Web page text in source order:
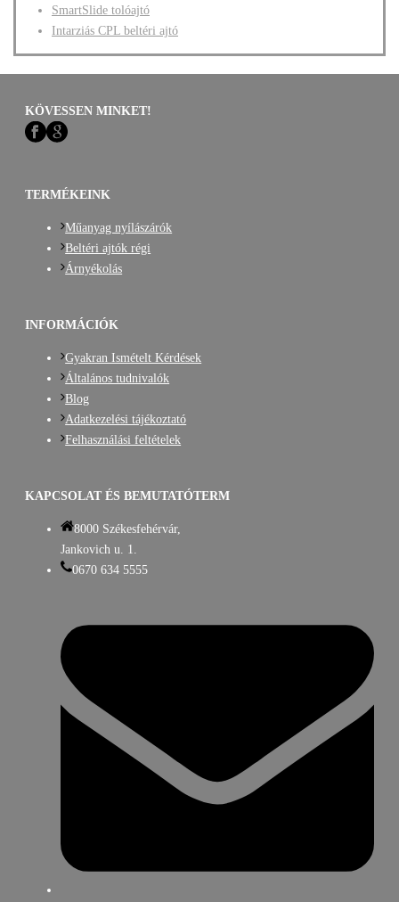
SmartSlide tolóajtó
Intarziás CPL beltéri ajtó
KÖVESSEN MINKET!
TERMÉKEINK
Műanyag nyílászárók
Beltéri ajtók régi
Árnyékolás
INFORMÁCIÓK
Gyakran Ismételt Kérdések
Általános tudnivalók
Blog
Adatkezelési tájékoztató
Felhasználási feltételek
KAPCSOLAT ÉS BEMUTATÓTERM
8000 Székesfehérvár,
Jankovich u. 1.
0670 634 5555